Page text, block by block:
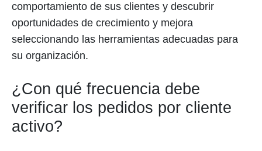
comportamiento de sus clientes y descubrir
oportunidades de crecimiento y mejora
seleccionando las herramientas adecuadas para
su organización.
¿Con qué frecuencia debe
verificar los pedidos por cliente
activo?